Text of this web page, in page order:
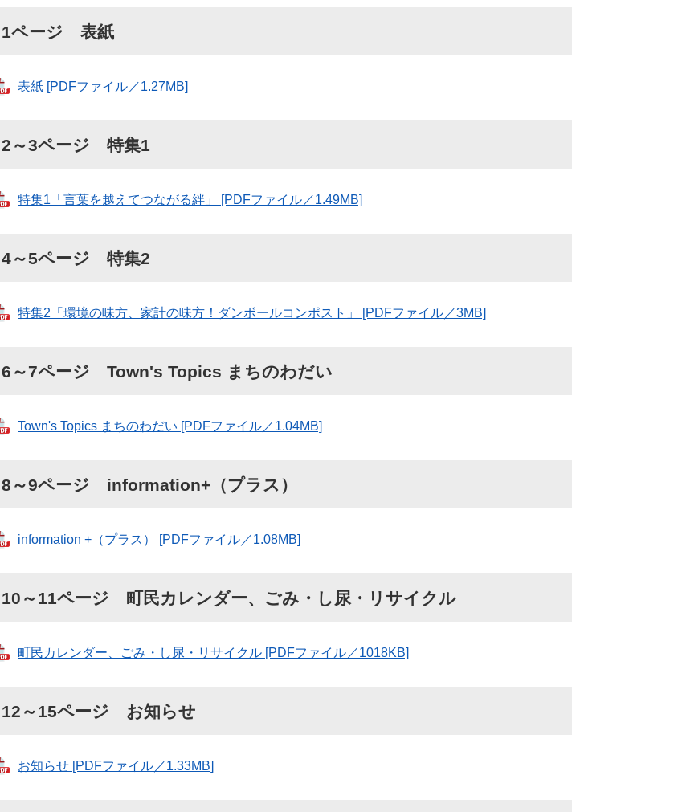
1ページ 表紙
表紙 [PDFファイル／1.27MB]
2～3ページ 特集1
特集1「言葉を越えてつながる絆​」 [PDFファイル／1.49MB]
4～5ページ 特集2
特集2「環境の味方、家計の味方！ダンボールコンポスト」 [PDFファイル／3MB]
6～7ページ Town's Topics まちのわだい
Town's Topics まちのわだい [PDFファイル／1.04MB]
8～9ページ information+（プラス）
information +（プラス） [PDFファイル／1.08MB]
10～11ページ 町民カレンダー、ごみ・し尿・リサイクル
町民カレンダー、ごみ・し尿・リサイクル [PDFファイル／1018KB]
12～15ページ お知らせ
お知らせ [PDFファイル／1.33MB]